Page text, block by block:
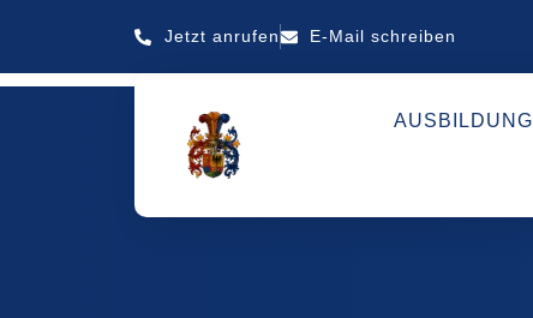
Jetzt anrufen E-Mail schreiben
AUSBILDUNG